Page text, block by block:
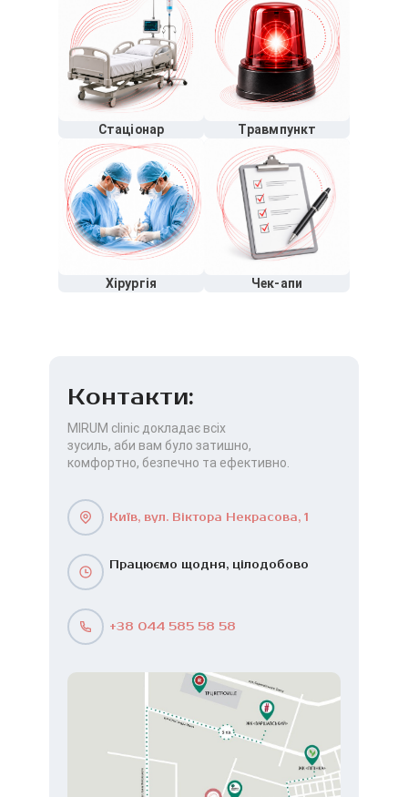
Стаціонар Травмпункт
Хірургія Чек-апи
Контакти:
MIRUM clinic докладає всіх
зусиль, аби вам було затишно,
комфортно, безпечно та ефективно.
Київ, вул. Віктора Некрасова, 1
Працюємо щодня, цілодобово
+38 044 585 58 58